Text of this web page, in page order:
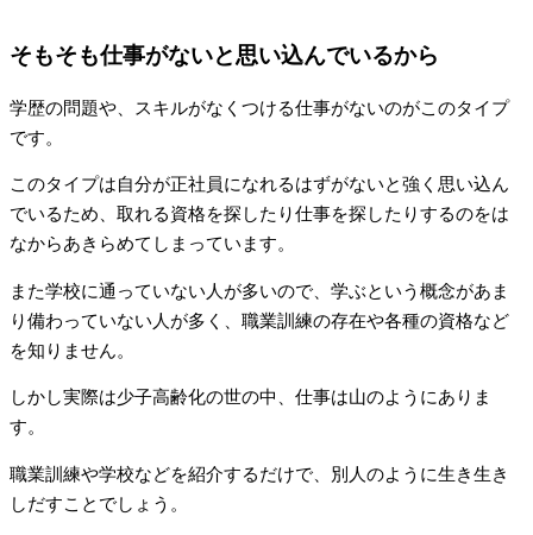
そもそも仕事がないと思い込んでいるから
学歴の問題や、スキルがなくつける仕事がないのがこのタイプ
です。
このタイプは自分が正社員になれるはずがないと強く思い込ん
でいるため、取れる資格を探したり仕事を探したりするのをは
なからあきらめてしまっています。
また学校に通っていない人が多いので、学ぶという概念があま
り備わっていない人が多く、職業訓練の存在や各種の資格など
を知りません。
しかし実際は少子高齢化の世の中、仕事は山のようにありま
す。
職業訓練や学校などを紹介するだけで、別人のように生き生き
しだすことでしょう。